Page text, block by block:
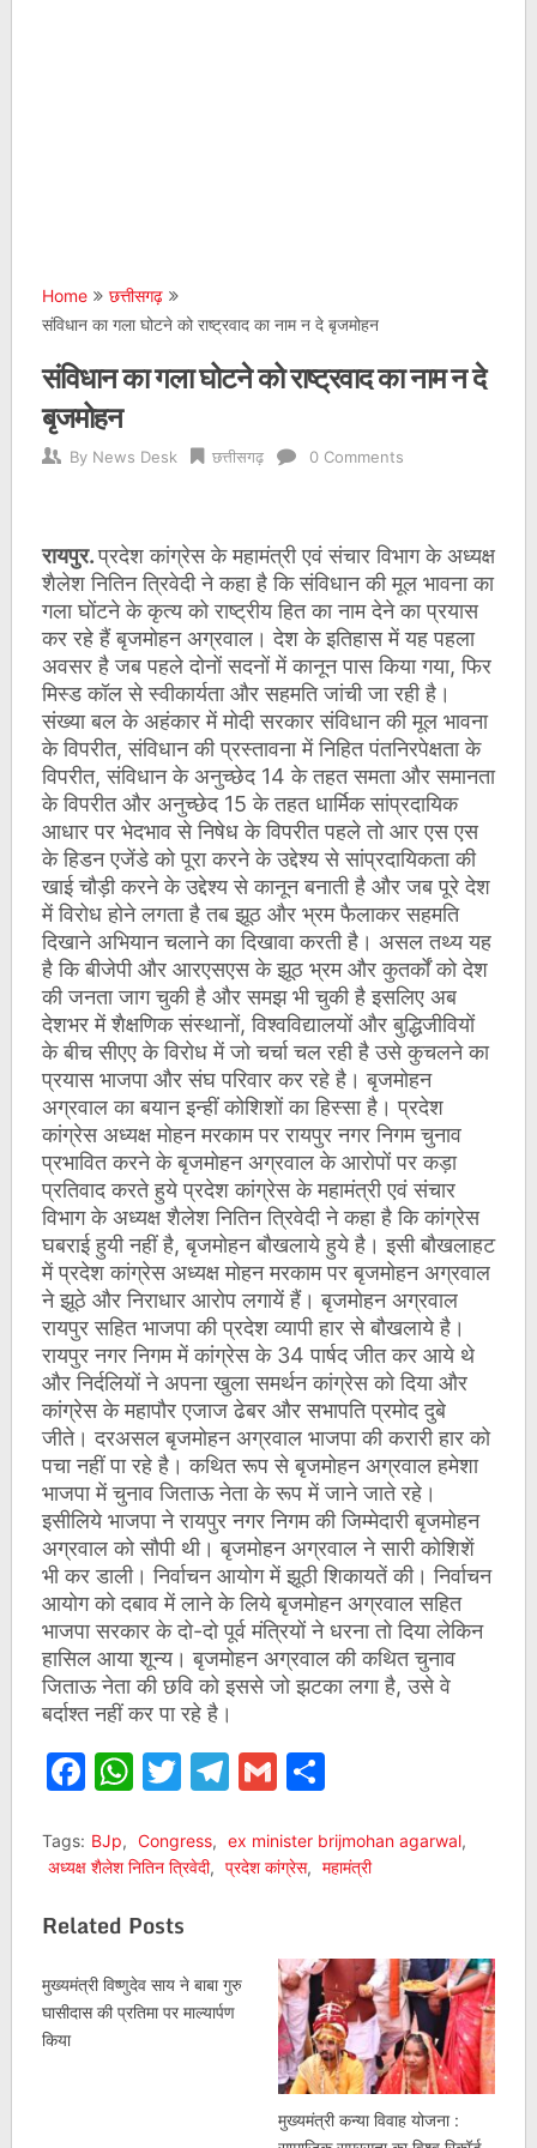
Home
छत्तीसगढ़
संविधान का गला घोटने को राष्ट्रवाद का नाम न दे बृजमोहन
संविधान का गला घोटने को राष्ट्रवाद का नाम न दे
बृजमोहन
By News Desk छत्तीसगढ़ 0 Comments
रायपुर.प्रदेश कांग्रेस के महामंत्री एवं संचार विभाग के अध्यक्ष
शैलेश नितिन त्रिवेदी ने कहा है कि संविधान की मूल भावना का
गला घोंटने के कृत्य को राष्ट्रीय हित का नाम देने का प्रयास
कर रहे हैं बृजमोहन अग्रवाल। देश के इतिहास में यह पहला
अवसर है जब पहले दोनों सदनों में कानून पास किया गया, फिर
मिस्ड कॉल से स्वीकार्यता और सहमति जांची जा रही है।
संख्या बल के अहंकार में मोदी सरकार संविधान की मूल भावना
के विपरीत, संविधान की प्रस्तावना में निहित पंतनिरपेक्षता के
विपरीत, संविधान के अनुच्छेद 14 के तहत समता और समानता
के विपरीत और अनुच्छेद 15 के तहत धार्मिक सांप्रदायिक
आधार पर भेदभाव से निषेध के विपरीत पहले तो आर एस एस
के हिडन एजेंडे को पूरा करने के उद्देश्य से सांप्रदायिकता की
खाई चौड़ी करने के उद्देश्य से कानून बनाती है और जब पूरे देश
में विरोध होने लगता है तब झूठ और भ्रम फैलाकर सहमति
दिखाने अभियान चलाने का दिखावा करती है। असल तथ्य यह
है कि बीजेपी और आरएसएस के झूठ भ्रम और कुतर्कों को देश
की जनता जाग चुकी है और समझ भी चुकी है इसलिए अब
देशभर में शैक्षणिक संस्थानों, विश्वविद्यालयों और बुद्धिजीवियों
के बीच सीएए के विरोध में जो चर्चा चल रही है उसे कुचलने का
प्रयास भाजपा और संघ परिवार कर रहे है। बृजमोहन
अग्रवाल का बयान इन्हीं कोशिशों का हिस्सा है।प्रदेश
कांग्रेस अध्यक्ष मोहन मरकाम पर रायपुर नगर निगम चुनाव
प्रभावित करने के बृजमोहन अग्रवाल के आरोपों पर कड़ा
प्रतिवाद करते हुये प्रदेश कांग्रेस के महामंत्री एवं संचार
विभाग के अध्यक्ष शैलेश नितिन त्रिवेदी ने कहा है कि कांग्रेस
घबराई हुयी नहीं है, बृजमोहन बौखलाये हुये है। इसी बौखलाहट
में प्रदेश कांग्रेस अध्यक्ष मोहन मरकाम पर बृजमोहन अग्रवाल
ने झूठे और निराधार आरोप लगायें हैं। बृजमोहन अग्रवाल
रायपुर सहित भाजपा की प्रदेश व्यापी हार से बौखलाये है।
रायपुर नगर निगम में कांग्रेस के 34 पार्षद जीत कर आये थे
और निर्दलियों ने अपना खुला समर्थन कांग्रेस को दिया और
कांग्रेस के महापौर एजाज ढेबर और सभापति प्रमोद दुबे
जीते। दरअसल बृजमोहन अग्रवाल भाजपा की करारी हार को
पचा नहीं पा रहे है। कथित रूप से बृजमोहन अग्रवाल हमेशा
भाजपा में चुनाव जिताऊ नेता के रूप में जाने जाते रहे।
इसीलिये भाजपा ने रायपुर नगर निगम की जिम्मेदारी बृजमोहन
अग्रवाल को सौपी थी। बृजमोहन अग्रवाल ने सारी कोशिशें
भी कर डाली। निर्वाचन आयोग में झूठी शिकायतें की। निर्वाचन
आयोग को दबाव में लाने के लिये बृजमोहन अग्रवाल सहित
भाजपा सरकार के दो-दो पूर्व मंत्रियों ने धरना तो दिया लेकिन
हासिल आया शून्य। बृजमोहन अग्रवाल की कथित चुनाव
जिताऊ नेता की छवि को इससे जो झटका लगा है, उसे वे
बर्दाश्त नहीं कर पा रहे है।
Facebook
WhatsApp
Twitter
Telegram
GmailShare
Tags: BJp, Congress, ex minister brijmohan agarwal,
अध्यक्ष शैलेश नितिन त्रिवेदी, प्रदेश कांग्रेस, महामंत्री
Related Posts
मुख्यमंत्री विष्णुदेव साय ने बाबा गुरु
घासीदास की प्रतिमा पर माल्यार्पण
किया
मुख्यमंत्री कन्या विवाह योजना :